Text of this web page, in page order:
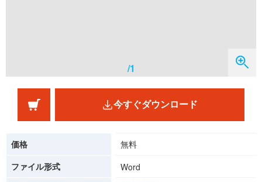
/1
今すぐダウンロード
価格
無料
ファイル形式
Word